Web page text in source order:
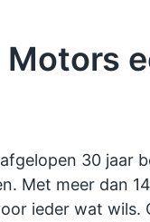
Motors
30 jaar
Met meer dan
ieder wat wils.